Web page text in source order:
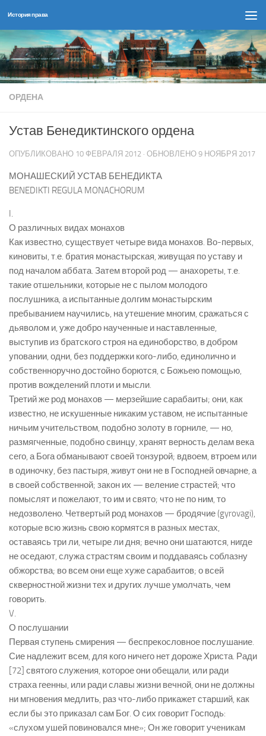
Перейти к содержимому
История права
ОРДЕНА
Устав Бенедиктинского ордена
ОПУБЛИКОВАНО 10 ФЕВРАЛЯ 2012 · ОБНОВЛЕНО 9 НОЯБРЯ 2017
МОНАШЕСКИЙ УСТАВ БЕНЕДИКТА
BENEDIKTI REGULA MONACHORUM
I.
О различных видах монахов
Как известно, существует четыре вида монахов. Во-первых,
киновиты, т.е. братия монастырская, живущая по уставу и
под началом аббата. Затем второй род — анахореты, т.е.
такие отшельники, которые не с пылом молодого
послушника, а испытанные долгим монастырским
пребыванием научились, на утешение многим, сражаться с
дьяволом и, уже добро наученные и наставленные,
выступив из братского строя на единоборство, в добром
уповании, одни, без поддержки кого-либо, единолично и
собственноручно достойно борются, с Божьею помощью,
против вожделений плоти и мысли.
Третий же род монахов — мерзейшие сарабаиты; они, как
известно, не искушенные никаким уставом, не испытанные
ничьим учительством, подобно золоту в горниле, — но,
размягченные, подобно свинцу, хранят верность делам века
сего, а Бога обманывают своей тонзурой; вдвоем, втроем или
в одиночку, без пастыря, живут они не в Господней овчарне, а
в своей собственной; закон их — веление страстей; что
помыслят и пожелают, то им и свято; что не по ним, то
недозволено. Четвертый род монахов — бродячие (gyrovagi),
которые всю жизнь свою кормятся в разных местах,
оставаясь три ли, четыре ли дня; вечно они шатаются, нигде
не оседают, служа страстям своим и поддаваясь соблазну
обжорства; во всем они еще хуже сарабаитов; о всей
скверностной жизни тех и других лучше умолчать, чем
говорить.
V.
О послушании
Первая ступень смирения — беспрекословное послушание.
Сие надлежит всем, для кого ничего нет дороже Христа. Ради
[72] святого служения, которое они обещали, или ради
страха геенны, или ради славы жизни вечной, они не должны
ни мгновения медлить, раз что-либо прикажет старший, как
если бы это приказал сам Бог. О сих говорит Господь:
«слухом ушей повиновался мне»; Он же говорит ученикам